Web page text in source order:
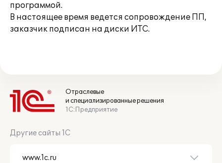
программой.
В настоящее время ведется сопровождение ПП,
заказчик подписан на диски ИТС.
Отраслевые
и специализированные решения
1С:Предприятие
Другие сайты 1С